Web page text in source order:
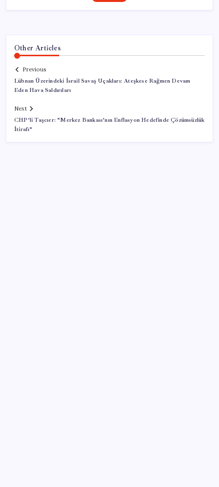
Other Articles
Previous
Lübnan Üzerindeki İsrail Savaş Uçakları: Ateşkese Rağmen Devam
Eden Hava Saldırıları
Next
CHP’li Taşcıer: “Merkez Bankası’nın Enflasyon Hedefinde Çözümsüzlük
İtirafı”